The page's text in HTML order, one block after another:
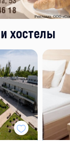
хостелы